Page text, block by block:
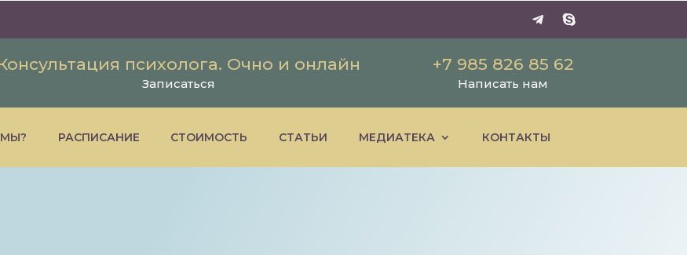
психолога. Очно и онлайн
Записаться
+7 985 826 85 62
Написать нам
РАСПИСАНИЕ СТОИМОСТЬ СТАТЬИ МЕДИАТЕКА КОНТАКТЫ